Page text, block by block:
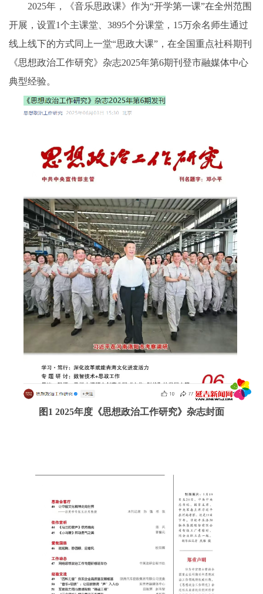
2025年，《音乐思政课》作为“开学第一课”在全州范围
开展，设置1个主课堂、3895个分课堂，15万余名师生通过
线上线下的方式同上一堂“思政大课”，在全国重点社科期刊
《思想政治工作研究》杂志2025年第6期刊登市融媒体中心
典型经验。
图1 2025年度《思想政治工作研究》杂志封面